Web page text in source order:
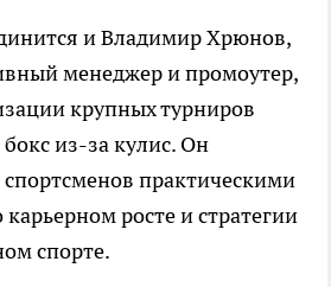
и Владимир Хрюнов,
менеджер и промоутер,
крупных турниров
из-за кулис. Он
практическими
росте и стратегии
спорте.